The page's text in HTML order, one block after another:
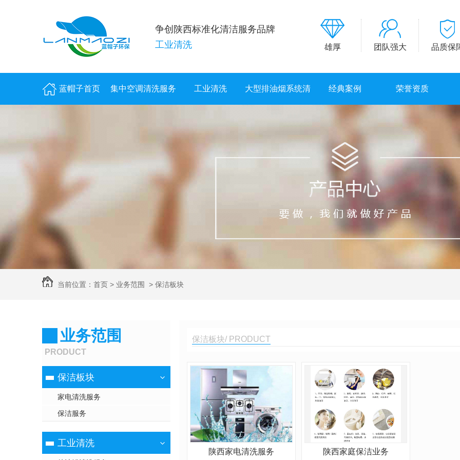
争创陕西标准化清洁服务品牌
工业清洗
雄厚 团队强大 品质保
蓝帽子首页 集中空调清洗服务 工业清洗 大型排油烟系统清
洗服务
经典案例 荣誉资质
当前位置： 首页 > 业务范围 > 保洁板块
业务范围
PRODUCT
保洁板块
家电清洗服务
保洁服务
工业清洗
保洁板块/ PRODUCT
陕西家电清洗服务 陕西家庭保洁业务